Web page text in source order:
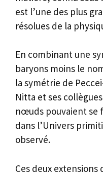
est l’une des plus
résolues de la
En combinant une
baryons moins le
la symétrie de
Nitta et ses
nœuds pouvaient
dans l’Univers
observé.
Ces deux